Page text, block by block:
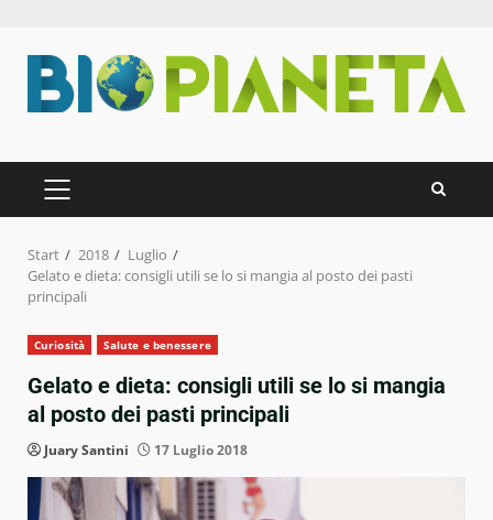
Inhalt
springen
PRIMÄRES
MENÜ
Start 2018
Luglio
Gelato e dieta: consigli utili se lo si mangia al posto dei pasti
principali
Curiosità Salute e benessere
Gelato e dieta: consigli utili se lo si mangia
al posto dei pasti principali
Juary Santini 17 Luglio 2018